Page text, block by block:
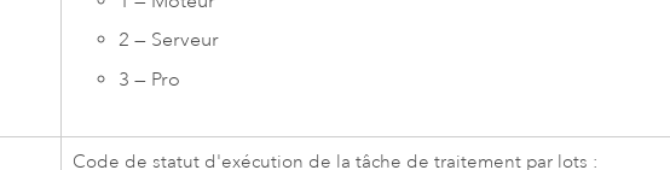
2 — Serveur
3 — Pro
Code de statut d'exécution de la tâche de traitement par lots :